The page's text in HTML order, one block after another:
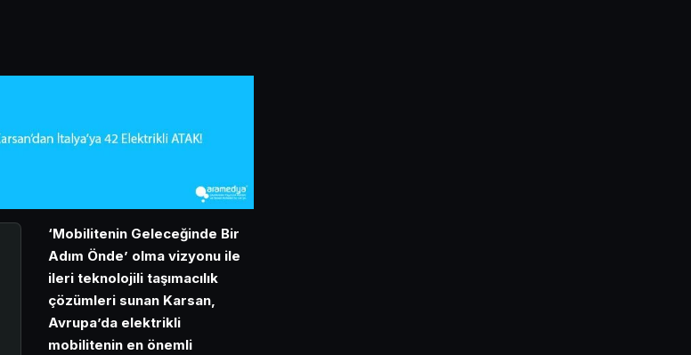
‘Mobilitenin Geleceğinde Bir
Adım Önde’ olma vizyonu ile
ileri teknolojili taşımacılık
çözümleri sunan Karsan,
Avrupa’da elektrikli
mobilitenin en önemli